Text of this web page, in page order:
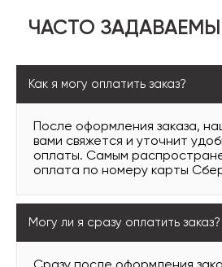
ЧАСТО
Как я могу оплатить заказ?
После оформления заказа,
вами свяжется и уточнит
оплаты. Самым
оплата по номеру карты
Могу ли я сразу оплатить заказ?